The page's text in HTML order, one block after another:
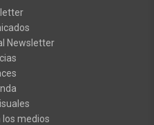
Newsletter
los medios